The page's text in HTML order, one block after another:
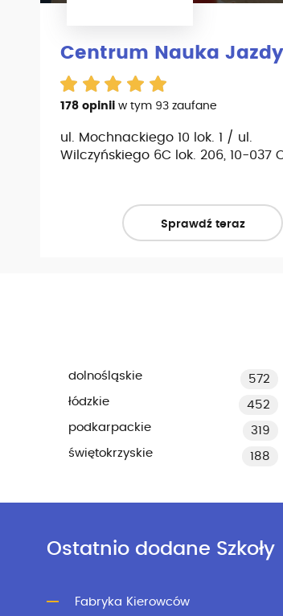
Centrum Nauka Jazdy
178 opinii w tym 93 zaufane
ul. Mochnackiego 10 lok. 1 / ul.
Wilczyńskiego 6C lok. 206, 10-037
Sprawdź teraz
dolnośląskie 572
łódzkie 452
podkarpackie 319
świętokrzyskie 188
Ostatnio dodane Szkoły
Fabryka Kierowców